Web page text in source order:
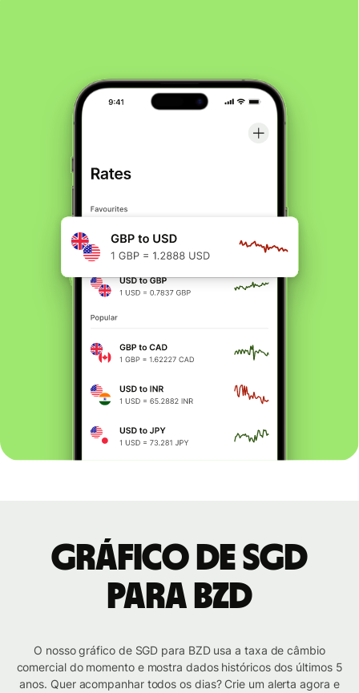
Gráfico de SGD
para BZD
O nosso gráfico de SGD para BZD usa a taxa de câmbio
comercial do momento e mostra dados históricos dos últimos 5
anos. Quer acompanhar todos os dias? Crie um alerta agora e